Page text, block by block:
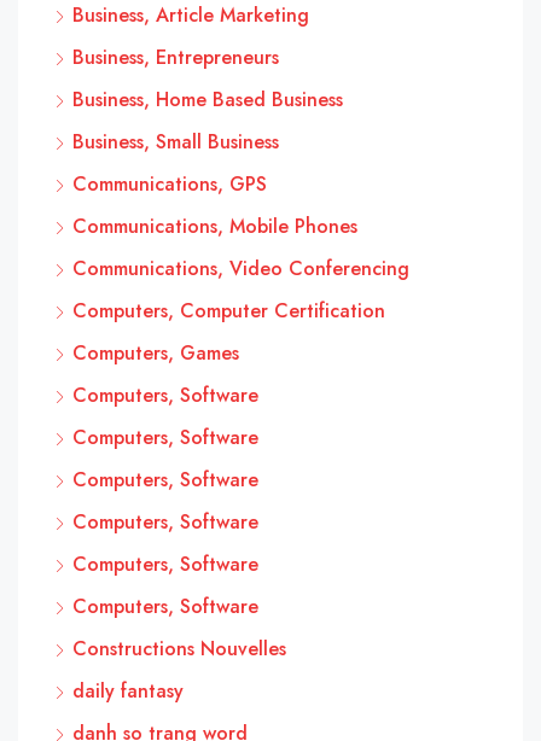
Business, Article Marketing
Business, Entrepreneurs
Business, Home Based Business
Business, Small Business
Communications, GPS
Communications, Mobile Phones
Communications, Video Conferencing
Computers, Computer Certification
Computers, Games
Computers, Software
Computers, Software
Computers, Software
Computers, Software
Computers, Software
Computers, Software
Constructions Nouvelles
daily fantasy
danh so trang word